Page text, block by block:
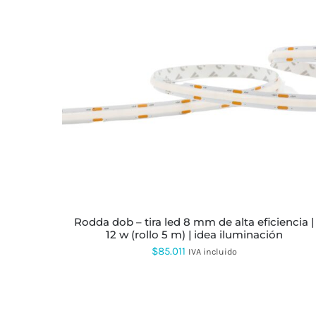
rodda dob – tira led 8 mm de alta eficiencia |
12 w (rollo 5 m) | idea iluminación
$85.011 IVA incluido